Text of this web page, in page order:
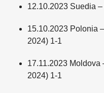
12.10.2023 Suedia
15.10.2023 Polonia
2024) 1-1
17.11.2023
2024) 1-1